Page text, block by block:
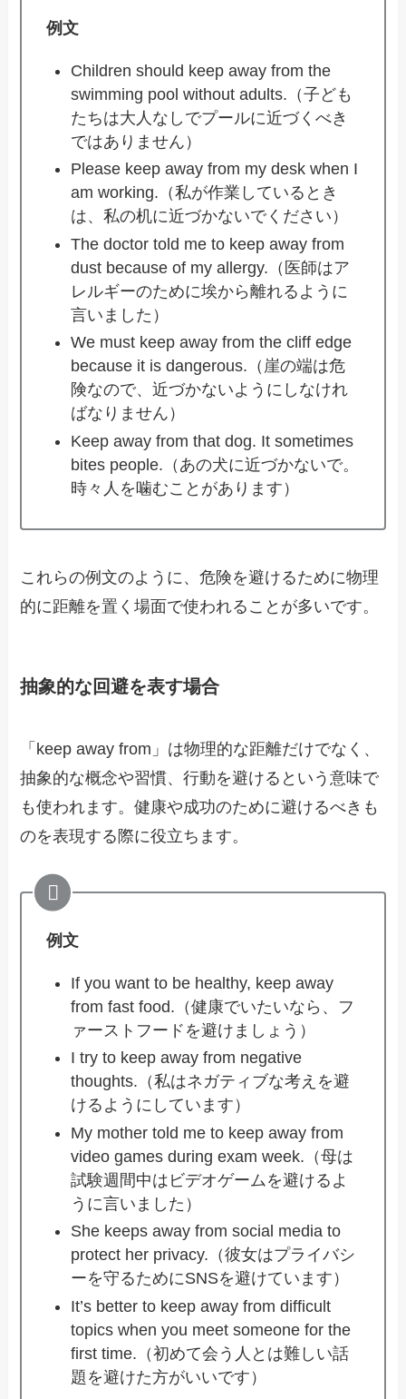
例文
Children should keep away from the
swimming pool without adults.（子ども
たちは大人なしでプールに近づくべき
ではありません）
Please keep away from my desk when I
am working.（私が作業しているとき
は、私の机に近づかないでください）
The doctor told me to keep away from
dust because of my allergy.（医師はア
レルギーのために埃から離れるように
言いました）
We must keep away from the cliff edge
because it is dangerous.（崖の端は危
険なので、近づかないようにしなけれ
ばなりません）
Keep away from that dog. It sometimes
bites people.（あの犬に近づかないで。
時々人を噛むことがあります）
これらの例文のように、危険を避けるために物理
的に距離を置く場面で使われることが多いです。
抽象的な回避を表す場合
「keep away from」は物理的な距離だけでなく、
抽象的な概念や習慣、行動を避けるという意味で
も使われます。健康や成功のために避けるべきも
のを表現する際に役立ちます。
例文
If you want to be healthy, keep away
from fast food.（健康でいたいなら、フ
ァーストフードを避けましょう）
I try to keep away from negative
thoughts.（私はネガティブな考えを避
けるようにしています）
My mother told me to keep away from
video games during exam week.（母は
試験週間中はビデオゲームを避けるよ
うに言いました）
She keeps away from social media to
protect her privacy.（彼女はプライバシ
ーを守るためにSNSを避けています）
It’s better to keep away from difficult
topics when you meet someone for the
first time.（初めて会う人とは難しい話
題を避けた方がいいです）